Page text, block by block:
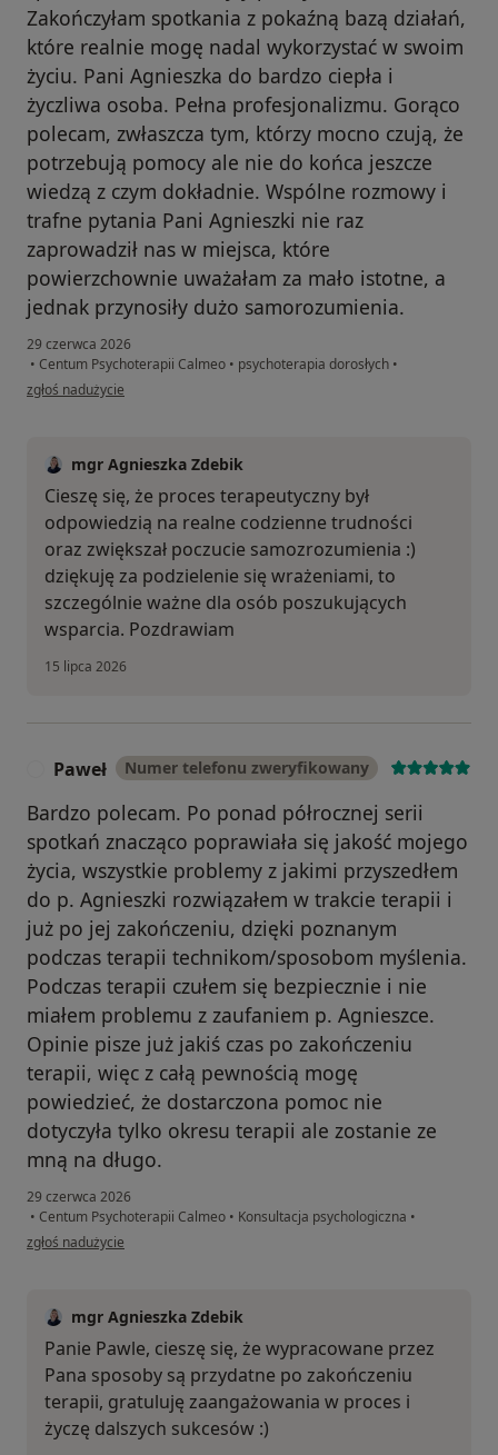
Zakończyłam spotkania z pokaźną bazą działań,
które realnie mogę nadal wykorzystać w swoim
życiu. Pani Agnieszka do bardzo ciepła i
życzliwa osoba. Pełna profesjonalizmu. Gorąco
polecam, zwłaszcza tym, którzy mocno czują, że
potrzebują pomocy ale nie do końca jeszcze
wiedzą z czym dokładnie. Wspólne rozmowy i
trafne pytania Pani Agnieszki nie raz
zaprowadził nas w miejsca, które
powierzchownie uważałam za mało istotne, a
jednak przynosiły dużo samorozumienia.
29 czerwca 2026
• Centum Psychoterapii Calmeo • psychoterapia dorosłych •
w opinii użytkownika MB
zgłoś nadużycie
mgr Agnieszka Zdebik
Cieszę się, że proces terapeutyczny był
odpowiedzią na realne codzienne trudności
oraz zwiększał poczucie samozrozumienia :)
dziękuję za podzielenie się wrażeniami, to
szczególnie ważne dla osób poszukujących
wsparcia. Pozdrawiam
15 lipca 2026
Paweł Numer telefonu zweryfikowany
Bardzo polecam. Po ponad półrocznej serii
spotkań znacząco poprawiała się jakość mojego
życia, wszystkie problemy z jakimi przyszedłem
do p. Agnieszki rozwiązałem w trakcie terapii i
już po jej zakończeniu, dzięki poznanym
podczas terapii technikom/sposobom myślenia.
Podczas terapii czułem się bezpiecznie i nie
miałem problemu z zaufaniem p. Agnieszce.
Opinie pisze już jakiś czas po zakończeniu
terapii, więc z całą pewnością mogę
powiedzieć, że dostarczona pomoc nie
dotyczyła tylko okresu terapii ale zostanie ze
mną na długo.
29 czerwca 2026
• Centum Psychoterapii Calmeo • Konsultacja psychologiczna •
w opinii użytkownika Paweł
zgłoś nadużycie
mgr Agnieszka Zdebik
Panie Pawle, cieszę się, że wypracowane przez
Pana sposoby są przydatne po zakończeniu
terapii, gratuluję zaangażowania w proces i
życzę dalszych sukcesów :)